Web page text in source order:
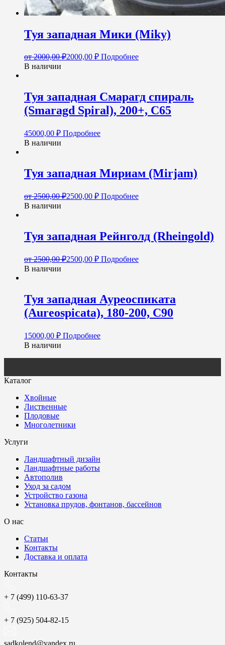
Туя западная Мики (Miky)
от2000,00₽2000,00 ₽ Подробнее
В наличии
Туя западная Смарагд спираль
(Smaragd Spiral), 200+, C65
45000,00 ₽ Подробнее
В наличии
Туя западная Мириам (Mirjam)
от2500,00₽2500,00 ₽ Подробнее
В наличии
Туя западная Рейнголд (Rheingold)
от2500,00₽2500,00 ₽ Подробнее
В наличии
Туя западная Ауреоспиката
(Aureospicata), 180-200, С90
15000,00 ₽ Подробнее
В наличии
Каталог
Хвойные
Лиственные
Плодовые
Многолетники
Услуги
Ландшафтный дизайн
Ландшафтные работы
Автополив
Уход за садом
Устройство газона
Установка прудов, фонтанов, бассейнов
О нас
Статьи
Контакты
Доставка и оплата
Контакты
+ 7 (499) 110-63-37
+ 7 (925) 504-82-15
sadkolend@yandex.ru